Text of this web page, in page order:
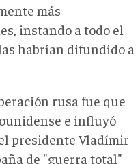
más
instando a todo el
habrían difundido a
rusa fue que
e influyó
presidente Vladímir
de "guerra total"